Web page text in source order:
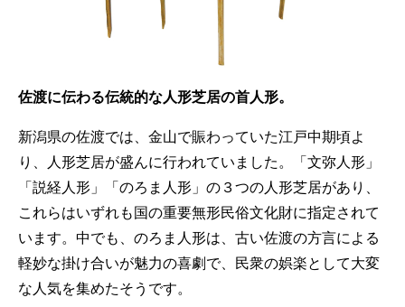
佐渡に伝わる伝統的な人形芝居の首人形。
新潟県の佐渡では、金山で賑わっていた江戸中期頃よ
り、人形芝居が盛んに行われていました。「文弥人形」
「説経人形」「のろま人形」の３つの人形芝居があり、
これらはいずれも国の重要無形民俗文化財に指定されて
います。中でも、のろま人形は、古い佐渡の方言による
軽妙な掛け合いが魅力の喜劇で、民衆の娯楽として大変
な人気を集めたそうです。